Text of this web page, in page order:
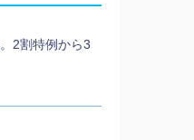
2割特例から3